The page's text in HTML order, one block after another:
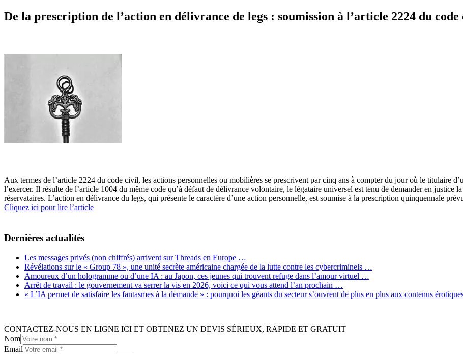
De la prescription de l’action en délivrance de legs : soumission à l’article 2224 du
Aux termes de l’article 2224 du code civil, les actions personnelles ou mobilières se prescrivent par cinq ans à compter du jour où le titulaire
l’exercer. Il résulte de l’article 1004 du même code qu’à défaut de délivrance volontaire, le légataire universel est tenu de demander en justice
réservataires. L’action en délivrance du legs, qui présente le caractère d’une action personnelle, est soumise à la prescription quinquennale
Cliquez ici pour lire l’article
Dernières actualités
Les messages privés (non chiffrés) arrivent sur Threads en Europe …
Révélations sur le « Group 78 », une unité secrète américaine chargée de la lutte contre les cybercriminels …
Amoureux d’un hologramme ou d’une IA : au Japon, ces jeunes qui trouvent refuge dans l’amour virtuel …
Arrêt de travail : le gouvernement va serrer la vis en 2026, voici ce qui vous attend l’an prochain …
« L’IA permet de satisfaire les fantasmes à la demande » : pourquoi les géants du secteur s’ouvrent de plus en plus aux contenus
CONTACTEZ-NOUS EN LIGNE ICI ET OBTENEZ UN DEVIS SÉRIEUX, RAPIDE ET GRATUIT
Nom
Email